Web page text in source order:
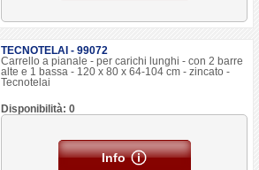
TECNOTELAI - 99072
Carrello a pianale - per carichi lunghi - con 2 barre
alte e 1 bassa - 120 x 80 x 64-104 cm - zincato -
Tecnotelai
Disponibilità: 0
Info